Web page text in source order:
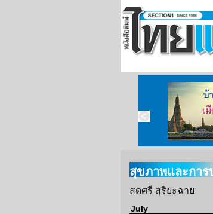
บ้านเขา เมื
สุขภาพและการ
สดศรี สุริยะฉาย
July